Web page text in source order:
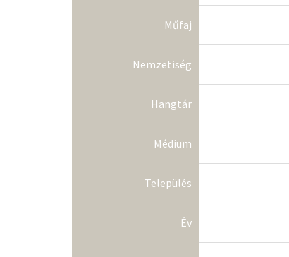
Műfaj
Nemzetiség
Hangtár
Médium
Település
Év